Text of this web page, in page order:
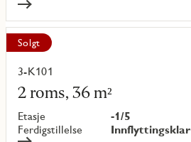
Solgt
3-K101
2 roms, 36 m²
Etasje
-1/5
Ferdigstillelse
Innflyttingsklar
Les
mer
om
objekt
{objectNumber}